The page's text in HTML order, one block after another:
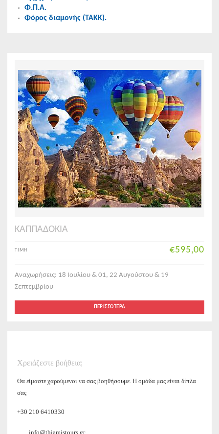
Φ.Π.Α.
Φόρος διαμονής (ΤΑΚΚ).
ΚΑΠΠΑΔΟΚΙΑ
ΤΙΜΗ €595,00
Αναχωρήσεις: 18 Ιουλίου & 01, 22 Αυγούστου & 19
Σεπτεμβρίου
ΠΕΡΙΣΣΌΤΕΡΑ
Χρειάζεστε βοήθεια;
Θα είμαστε χαρούμενοι να σας βοηθήσουμε. Η ομάδα μας είναι δίπλα
σας
+30 210 6410330
info@thiamistours.gr